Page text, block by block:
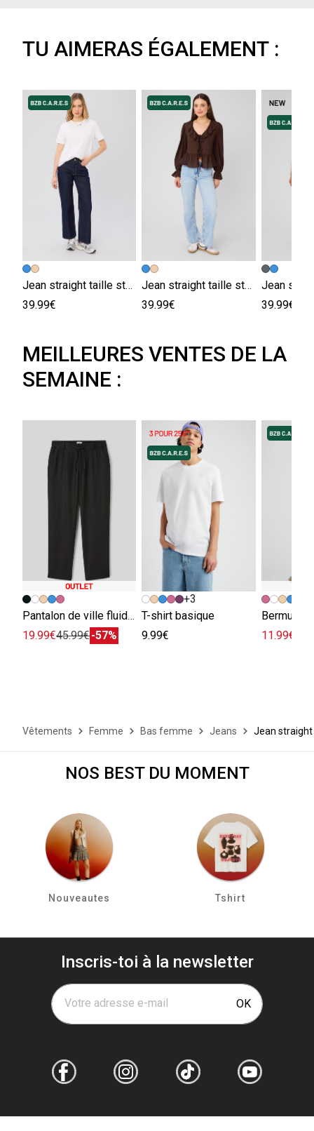
TU AIMERAS ÉGALEMENT :
Jean straight taille standard
39.99€
Jean straight taille standard
39.99€
39.99€
MEILLEURES VENTES DE LA
SEMAINE :
Pantalon de ville fluide viscose lin
19.99€45.99€-57%
+3
T-shirt basique
9.99€
Bermuda
11.99€
Vêtements Femme Bas femme Jeans Jean
NOS BEST DU MOMENT
Nouveautes Tshirt
Inscris-toi à la newsletter
Votre adresse e-mail OK